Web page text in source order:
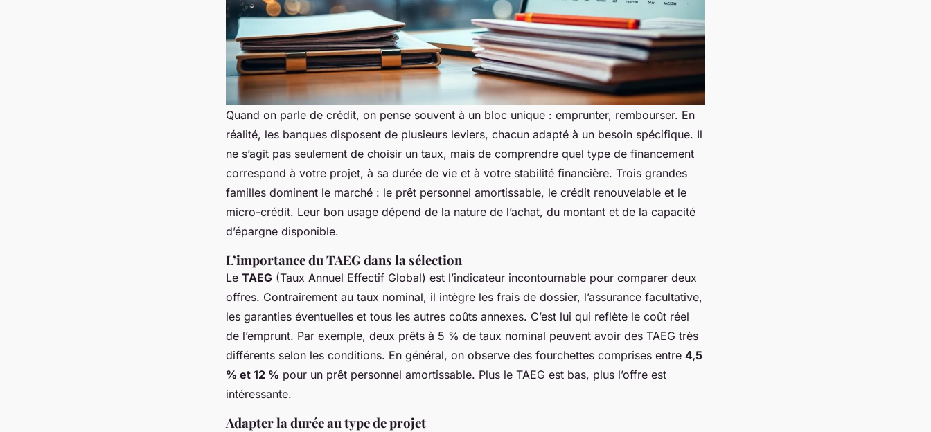
Quand on parle de crédit, on pense souvent à un bloc unique : emprunter, rembourser. En
réalité, les banques disposent de plusieurs leviers, chacun adapté à un besoin spécifique. Il
ne s’agit pas seulement de choisir un taux, mais de comprendre quel type de financement
correspond à votre projet, à sa durée de vie et à votre stabilité financière. Trois grandes
familles dominent le marché : le prêt personnel amortissable, le crédit renouvelable et le
micro-crédit. Leur bon usage dépend de la nature de l’achat, du montant et de la capacité
d’épargne disponible.
L’importance du TAEG dans la sélection
Le TAEG (Taux Annuel Effectif Global) est l’indicateur incontournable pour comparer deux
offres. Contrairement au taux nominal, il intègre les frais de dossier, l’assurance facultative,
les garanties éventuelles et tous les autres coûts annexes. C’est lui qui reflète le coût réel
de l’emprunt. Par exemple, deux prêts à 5 % de taux nominal peuvent avoir des TAEG très
différents selon les conditions. En général, on observe des fourchettes comprises entre 4,5
% et 12 % pour un prêt personnel amortissable. Plus le TAEG est bas, plus l’offre est
intéressante.
Adapter la durée au type de projet